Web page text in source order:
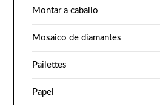
Montar a caballo
Mosaico de diamantes
Pailettes
Papel